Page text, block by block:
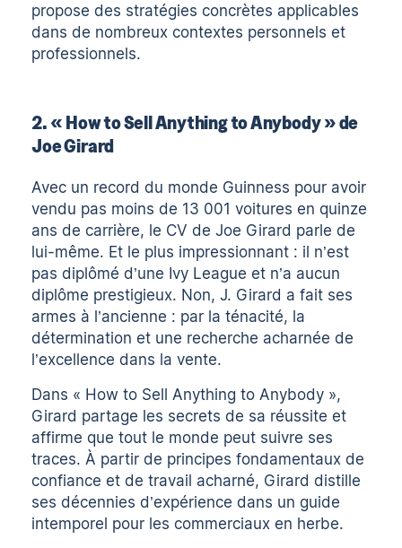
propose des stratégies concrètes applicables
dans de nombreux contextes personnels et
professionnels.
2. « How to Sell Anything to Anybody » de
Joe Girard
Avec un record du monde Guinness pour avoir
vendu pas moins de 13 001 voitures en quinze
ans de carrière, le CV de Joe Girard parle de
lui-même. Et le plus impressionnant : il n’est
pas diplômé d’une Ivy League et n’a aucun
diplôme prestigieux. Non, J. Girard a fait ses
armes à l’ancienne : par la ténacité, la
détermination et une recherche acharnée de
l’excellence dans la vente.
Dans « How to Sell Anything to Anybody »,
Girard partage les secrets de sa réussite et
affirme que tout le monde peut suivre ses
traces. À partir de principes fondamentaux de
confiance et de travail acharné, Girard distille
ses décennies d’expérience dans un guide
intemporel pour les commerciaux en herbe.